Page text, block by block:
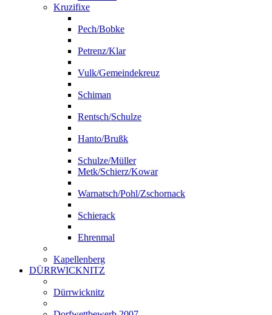
Kruzifixe
Pech/Bobke
Petrenz/Klar
Vulk/Gemeindekreuz
Schiman
Rentsch/Schulze
Hanto/Brußk
Schulze/Müller
Metk/Schierz/Kowar
Warnatsch/Pohl/Zschornack
Schierack
Ehrenmal
Kapellenberg
DÜRRWICKNITZ
Dürrwicknitz